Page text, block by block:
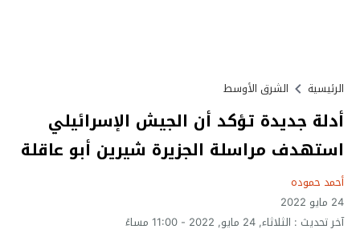
الرئيسية الشرق الأوسط
أدلة جديدة تؤكد أن الجيش الإسرائيلي
استهدف مراسلة الجزيرة شيرين أبو عاقلة
أحمد حموده
24 مايو 2022
آخر تحديث : الثلاثاء, 24 مايو, 2022 - 11:00 مساءً